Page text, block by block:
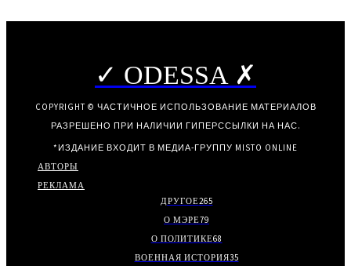
✓ ODESSA ✗
COPYRIGHT © ЧАСТИЧНОЕ ИСПОЛЬЗОВАНИЕ МАТЕРИАЛОВ
РАЗРЕШЕНО ПРИ НАЛИЧИИ ГИПЕРССЫЛКИ НА НАС.
*ИЗДАНИЕ ВХОДИТ В МЕДИА-ГРУППУ MISTO ONLINE
АВТОРЫ
РЕКЛАМА
ДРУГОЕ265
О МЭРЕ79
О ПОЛИТИКЕ68
ВОЕННАЯ ИСТОРИЯ35